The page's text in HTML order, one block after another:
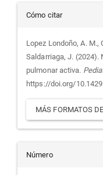
Detalles
del
Cómo citar
Lopez Londoño, A. M.,
Saldarriaga, J.
pulmonar activa.
https://doi.org/
MÁS FORMATOS
Número